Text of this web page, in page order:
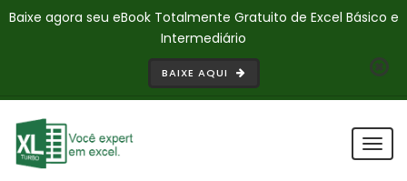
Baixe agora seu eBook Totalmente Gratuito de Excel Básico e
Intermediário
BAIXE AQUI